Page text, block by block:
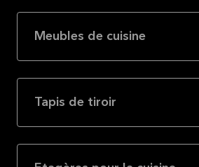
Meubles de cuisine
Tapis de tiroir